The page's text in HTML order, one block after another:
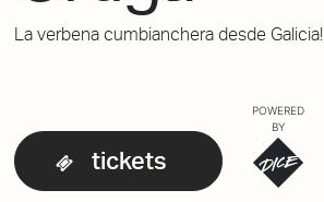
La verbena cumbianchera desde Galicia!
tickets
POWERED
BY